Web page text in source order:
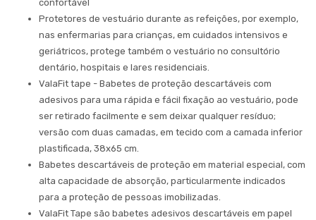
confortável
Protetores de vestuário durante as refeições, por exemplo,
nas enfermarias para crianças, em cuidados intensivos e
geriátricos, protege também o vestuário no consultório
dentário, hospitais e lares residenciais.
ValaFit tape - Babetes de proteção descartáveis com
adesivos para uma rápida e fácil fixação ao vestuário, pode
ser retirado facilmente e sem deixar qualquer resíduo;
versão com duas camadas, em tecido com a camada inferior
plastificada, 38x65 cm.
Babetes descartáveis de proteção em material especial, com
alta capacidade de absorção, particularmente indicados
para a proteção de pessoas imobilizadas.
ValaFit Tape são babetes adesivos descartáveis em papel